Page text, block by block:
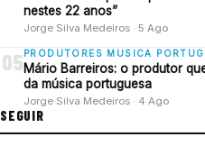
nestes 22 anos”
Jorge Silva Medeiros · 5 Ago
05 PRODUTORES MUSICA
Mário Barreiros: o produtor
da música portuguesa
Jorge Silva Medeiros · 4 Ago
SEGUIR